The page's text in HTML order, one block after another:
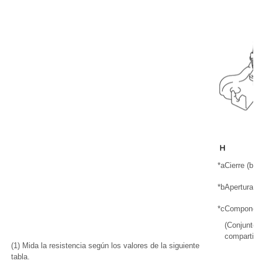
(1) Mida la resistencia según los valores de la siguiente
tabla.
*aCierre
*bApertura
*c
(Conjunto